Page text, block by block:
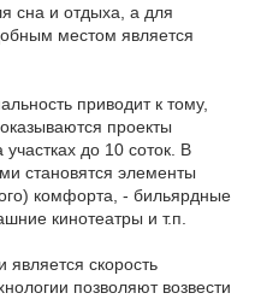
сна и отдыха, а для
местом является
приводит к тому,
проекты
до 10 соток. В
становятся элементы
комфорта, - бильярдные
кинотеатры и т.п.
скорость
позволяют возвести